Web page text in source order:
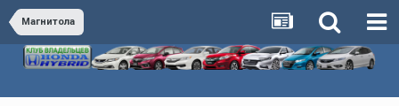
Магнитола